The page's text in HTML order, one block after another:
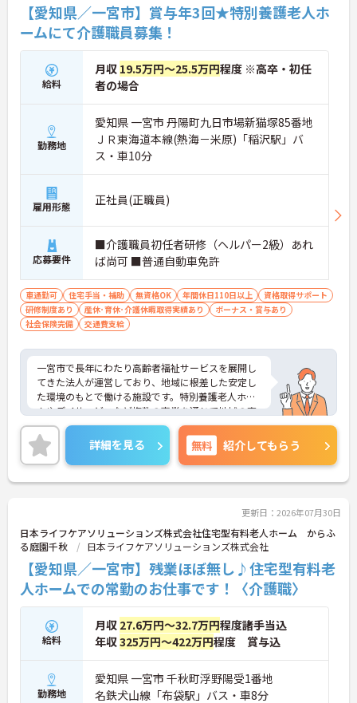
【愛知県／一宮市】賞与年3回★特別養護老人ホ
ームにて介護職員募集！
給料
月収 19.5万円～25.5万円程度 ※高卒・初任
者の場合
勤務地
愛知県 一宮市 丹陽町九日市場新猫塚85番地
ＪＲ東海道本線(熱海－米原)「稲沢駅」バ
ス・車10分
雇用形態 正社員(正職員)
応募要件
■介護職員初任者研修（ヘルパー2級）あれ
ば尚可 ■普通自動車免許
車通勤可 住宅手当・補助 無資格OK 年間休日110日以上
資格取得サポート
研修制度あり
産休･育休･介護休暇取得実績あり
ボーナス・賞与あり
社会保険完備
交通費支給
一宮市で長年にわたり高齢者福祉サービスを展開し
てきた法人が運営しており、地域に根差した安定し
た環境のもとで働ける施設です。特別養護老人ホー
ムやデイサービスなど複数の事業を通じて地域の高
齢者支援を担っており、これまで培ってきた運営実
績とノウハウが活かされています。
また、法人としての経営基盤がしっかりしている点
も魅力の一つです。福利厚生の整備にも力を入れて
おり、腰を据えて働きたい方にとって安心感のある
添う介護を実践しながら、安定した環境で長くキャ
リアを築いていきたい方におすすめの求人です。
詳細を見る 無料 紹介してもらう
更新日：2026年07月30日
日本ライフケアソリューションズ株式会社住宅型有料老人ホーム からふ
る庭園千秋
日本ライフケアソリューションズ株式会社
【愛知県／一宮市】残業ほぼ無し♪住宅型有料老
人ホームでの常勤のお仕事です！〈介護職〉
給料
月収 27.6万円～32.7万円程度諸手当込
年収325万円～422万円程度 賞与込
勤務地
愛知県 一宮市 千秋町浮野陽受1番地
名鉄犬山線「布袋駅」バス・車8分